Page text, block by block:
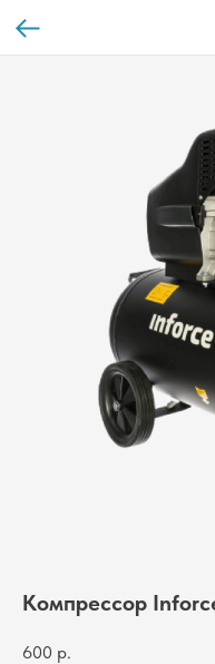
Компрессор
600 р.